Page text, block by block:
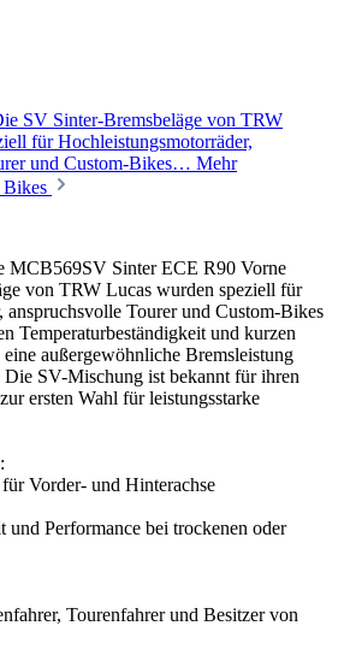
SV Sinter-Bremsbeläge von TRW
für Hochleistungsmotorräder,
und Custom-Bikes… Mehr
Bikes
MCB569SV Sinter ECE R90 Vorne
von TRW Lucas wurden speziell für
anspruchsvolle Tourer und Custom-Bikes
Temperaturbeständigkeit und kurzen
eine außergewöhnliche Bremsleistung
SV-Mischung ist bekannt für ihren
ersten Wahl für leistungsstarke
Vorder- und Hinterachse
und Performance bei trockenen oder
Tourenfahrer und Besitzer von